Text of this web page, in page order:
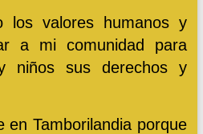
los valores humanos y
a mi comunidad para
niños sus derechos y
en Tamborilandia porque